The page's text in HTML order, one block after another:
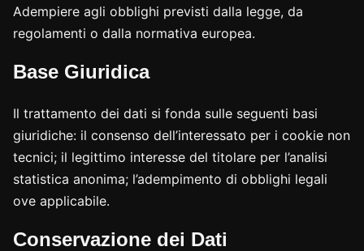
Adempiere agli obblighi previsti dalla legge, da
regolamenti o dalla normativa europea.
Base Giuridica
Il trattamento dei dati si fonda sulle seguenti basi
giuridiche: il consenso dell’interessato per i cookie non
tecnici; il legittimo interesse del titolare per l’analisi
statistica anonima; l’adempimento di obblighi legali
ove applicabile.
Conservazione dei Dati